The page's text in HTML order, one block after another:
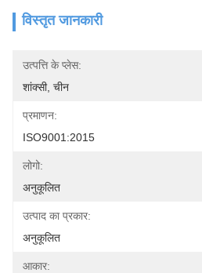
विस्तृत जानकारी
उत्पत्ति के प्लेस:
शांक्सी, चीन
प्रमाणन:
ISO9001:2015
लोगो:
अनुकूलित
उत्पाद का प्रकार:
अनुकूलित
आकार: